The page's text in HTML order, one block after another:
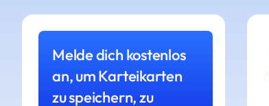
Melde dich kostenlos
an, um Karteikarten
zu speichern, zu